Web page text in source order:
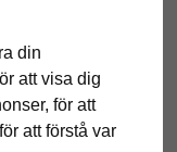
din
att visa dig
för att
att förstå var